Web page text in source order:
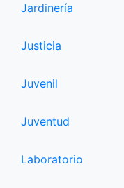
Jardinería
Justicia
Juvenil
Juventud
Laboratorio